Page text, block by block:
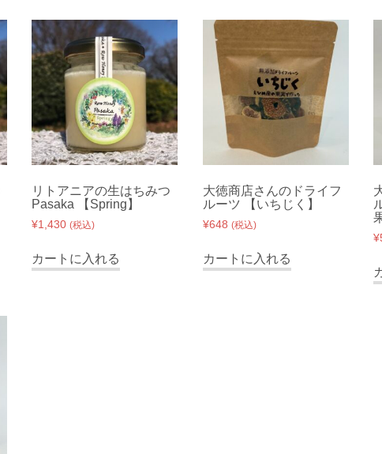
リトアニアの生はちみつ
Pasaka 【Spring】
¥1,430 (税込)
カートに入れる
大徳商店さんのドライフ
ルーツ 【いちじく】
¥648 (税込)
カートに入れる
¥